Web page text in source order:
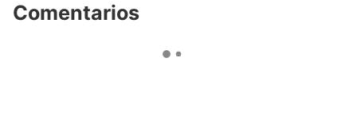
Comentarios